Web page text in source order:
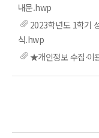
내문.hwp
2023학년도 1학기
식.hwp
★개인정보 수집·이